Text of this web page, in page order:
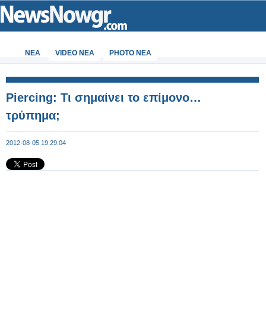
ΝΕΑ VIDEO NEA PHOTO NEA
Piercing: Τι σημαίνει το επίμονο…
τρύπημα;
2012-08-05 19:29:04